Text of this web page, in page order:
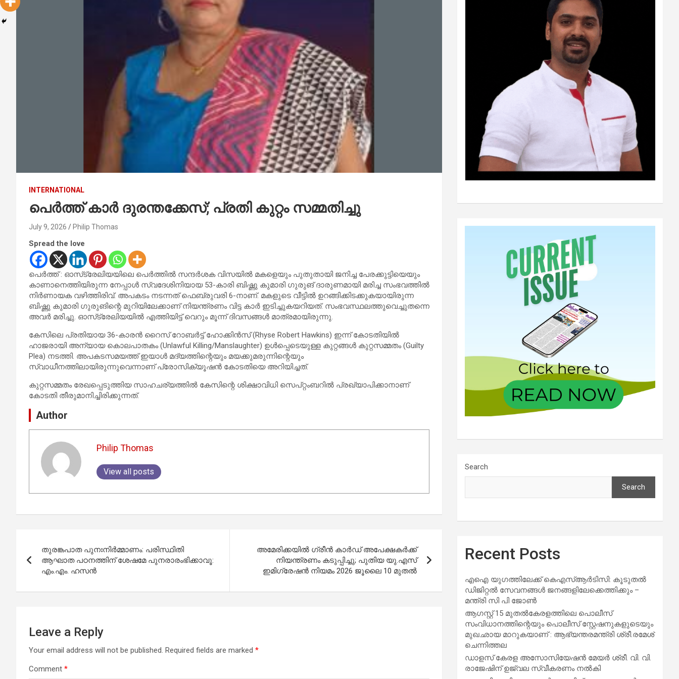
INTERNATIONAL
പെർത്ത് കാർ ദുരന്തക്കേസ്; പ്രതി കുറ്റം സമ്മതിച്ചു
July 9, 2026 Philip Thomas
Spread the love
പെർത്ത് : ഓസ്‌ട്രേലിയയിലെ പെർത്തിൽ സന്ദർശക വിസയിൽ മകളെയും പുതുതായി ജനിച്ച പേരക്കുട്ടിയെയും
കാണാനെത്തിയിരുന്ന നേപ്പാൾ സ്വദേശിനിയായ 53-കാരി ബിഷ്ണു കുമാരി ഗുരുങ് ദാരുണമായി മരിച്ച സംഭവത്തിൽ
നിർണായക വഴിത്തിരിവ്. അപകടം നടന്നത് ഫെബ്രുവരി 6-നാണ്. മകളുടെ വീട്ടിൽ ഉറങ്ങിക്കിടക്കുകയായിരുന്ന
ബിഷ്ണു കുമാരി ഗുരുങിന്റെ മുറിയിലേക്കാണ് നിയന്ത്രണം വിട്ട കാർ ഇടിച്ചുകയറിയത്. സംഭവസ്ഥലത്തുവെച്ചുതന്നെ
അവർ മരിച്ചു. ഓസ്‌ട്രേലിയയിൽ എത്തിയിട്ട് വെറും മൂന്ന് ദിവസങ്ങൾ മാത്രമായിരുന്നു.
കേസിലെ പ്രതിയായ 36-കാരൻ റൈസ് റോബർട്ട് ഹോക്കിൻസ് (Rhyse Robert Hawkins) ഇന്ന് കോടതിയിൽ
ഹാജരായി അന്യായ കൊലപാതകം (Unlawful Killing/Manslaughter) ഉൾപ്പെടെയുള്ള കുറ്റങ്ങൾ കുറ്റസമ്മതം (Guilty
Plea) നടത്തി. അപകടസമയത്ത് ഇയാൾ മദ്യത്തിന്റെയും മയക്കുമരുന്നിന്റെയും
സ്വാധീനത്തിലായിരുന്നുവെന്നാണ് പ്രോസിക്യൂഷൻ കോടതിയെ അറിയിച്ചത്.
കുറ്റസമ്മതം രേഖപ്പെടുത്തിയ സാഹചര്യത്തിൽ കേസിന്റെ ശിക്ഷാവിധി സെപ്റ്റംബറിൽ പ്രഖ്യാപിക്കാനാണ്
കോടതി തീരുമാനിച്ചിരിക്കുന്നത്.
Author
Philip Thomas
View all posts
navigation
തുരങ്കപാത പുനഃനിർമ്മാണം: പരിസ്ഥിതി
ആഘാത പഠനത്തിന് ശേഷമേ പുനരാരംഭിക്കാവൂ:
എം.എം. ഹസൻ
അമേരിക്കയിൽ ഗ്രീൻ കാർഡ് അപേക്ഷകർക്ക്
നിയന്ത്രണം കടുപ്പിച്ചു; പുതിയ യു.എസ്
ഇമിഗ്രേഷൻ നിയമം 2026 ജൂലൈ 10 മുതൽ
Leave a Reply
Your email address will not be published. Required fields are marked *
Comment *
Search
Search
Recent Posts
എഐ യുഗത്തിലേക്ക് കെഎസ്ആർടിസി: കൂടുതൽ
ഡിജിറ്റൽ സേവനങ്ങൾ ജനങ്ങളിലേക്കെത്തിക്കും –
മന്ത്രി സി പി ജോൺ
ആഗസ്റ്റ് 15 മുതല്‍കേരളത്തിലെ പൊലീസ്
സംവിധാനത്തിന്റെയും പൊലീസ് സ്റ്റേഷനുകളുടെയും
മുഖഛായ മാറുകയാണ് : ആഭ്യന്തരമന്ത്രി ശ്രീ.രമേശ്
ചെന്നിത്തല
ഡാളസ് കേരള അസോസിയേഷൻ മേയർ ശ്രീ. വി. വി.
രാജേഷിന് ഉജ്വല സ്വീകരണം നൽകി